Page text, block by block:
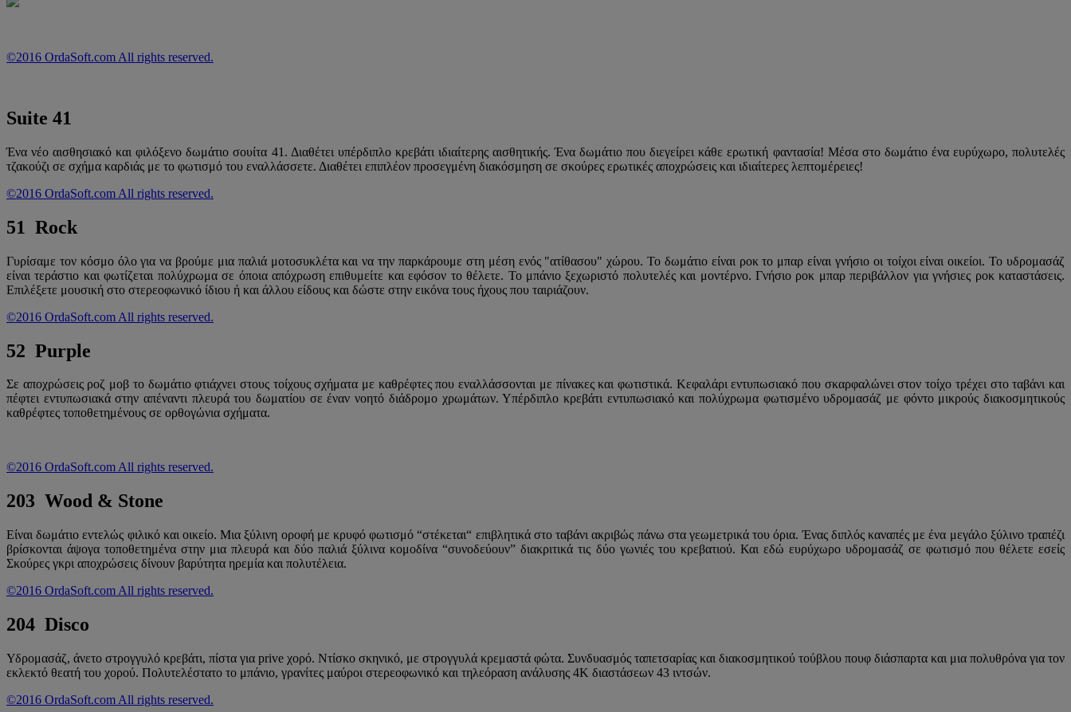
©2016 OrdaSoft.com All rights reserved.
Suite 41
Ένα νέο αισθησιακό και φιλόξενο δωμάτιο σουίτα 41. Διαθέτει υπέρδιπλο κρεβάτι ιδιαίτερης αισθητικής. Ένα δωμάτιο που διεγείρει κάθε ερωτική φαντασία! Μέσα στο δωμάτιο ένα ευρύχωρο, πολυτελές
τζακούζι σε σχήμα καρδιάς με το φωτισμό του εναλλάσσετε. Διαθέτει επιπλέον προσεγμένη διακόσμηση σε σκούρες ερωτικές αποχρώσεις και ιδιαίτερες λεπτομέρειες!
©2016 OrdaSoft.com All rights reserved.
51 Rock
Γυρίσαμε τον κόσμο όλο για να βρούμε μια παλιά μοτοσυκλέτα και να την παρκάρουμε στη μέση ενός "ατίθασου" χώρου. Το δωμάτιο είναι ροκ το μπαρ είναι γνήσιο οι τοίχοι είναι οικείοι. Το υδρομασάζ
είναι τεράστιο και φωτίζεται πολύχρωμα σε όποια απόχρωση επιθυμείτε και εφόσον το θέλετε. Το μπάνιο ξεχωριστό πολυτελές και μοντέρνο. Γνήσιο ροκ μπαρ περιβάλλον για γνήσιες ροκ καταστάσεις.
Επιλέξετε μουσική στο στερεοφωνικό ίδιου ή και άλλου είδους και δώστε στην εικόνα τους ήχους που ταιριάζουν.
©2016 OrdaSoft.com All rights reserved.
52 Purple
Σε αποχρώσεις ροζ μοβ το δωμάτιο φτιάχνει στους τοίχους σχήματα με καθρέφτες που εναλλάσσονται με πίνακες και φωτιστικά. Κεφαλάρι εντυπωσιακό που σκαρφαλώνει στον τοίχο τρέχει στο ταβάνι και
πέφτει εντυπωσιακά στην απέναντι πλευρά του δωματίου σε έναν νοητό διάδρομο χρωμάτων. Υπέρδιπλο κρεβάτι εντυπωσιακό και πολύχρωμα φωτισμένο υδρομασάζ με φόντο μικρούς διακοσμητικούς
καθρέφτες τοποθετημένους σε ορθογώνια σχήματα.
©2016 OrdaSoft.com All rights reserved.
203 Wood & Stone
Είναι δωμάτιο εντελώς φιλικό και οικείο. Μια ξύλινη οροφή με κρυφό φωτισμό “στέκεται“ επιβλητικά στο ταβάνι ακριβώς πάνω στα γεωμετρικά του όρια. Ένας διπλός καναπές με ένα μεγάλο ξύλινο τραπέζι
βρίσκονται άψογα τοποθετημένα στην μια πλευρά και δύο παλιά ξύλινα κομοδίνα “συνοδεύουν” διακριτικά τις δύο γωνιές του κρεβατιού. Και εδώ ευρύχωρο υδρομασάζ σε φωτισμό που θέλετε εσείς
Σκούρες γκρι αποχρώσεις δίνουν βαρύτητα ηρεμία και πολυτέλεια.
©2016 OrdaSoft.com All rights reserved.
204 Disco
Υδρομασάζ, άνετο στρογγυλό κρεβάτι, πίστα για prive χορό. Ντίσκο σκηνικό, με στρογγυλά κρεμαστά φώτα. Συνδυασμός ταπετσαρίας και διακοσμητικού τούβλου πουφ διάσπαρτα και μια πολυθρόνα για τον
εκλεκτό θεατή του χορού. Πολυτελέστατο το μπάνιο, γρανίτες μαύροι στερεοφωνικό και τηλεόραση ανάλυσης 4Κ διαστάσεων 43 ιντσών.
©2016 OrdaSoft.com All rights reserved.